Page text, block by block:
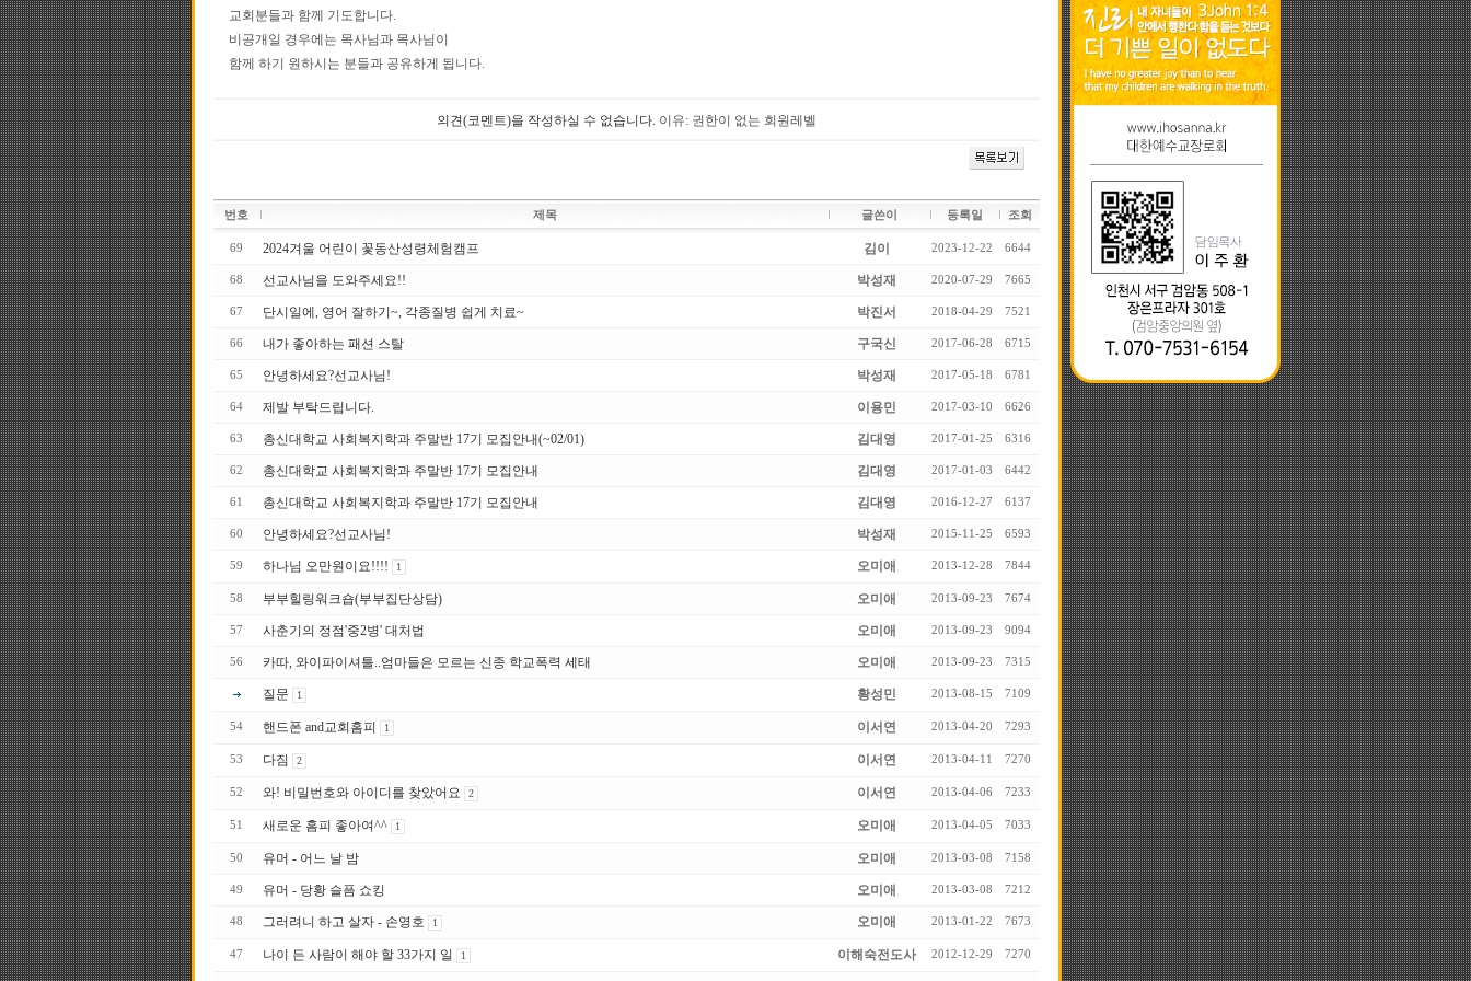
교회분들과 함께 기도합니다.
비공개일 경우에는 목사님과 목사님이
함께 하기 원하시는 분들과 공유하게 됩니다.
의견(코멘트)을 작성하실 수 없습니다. 이유: 권한이 없는 회원레벨
번호 제목 글쓴이 등록일 조회
69 2024겨울 어린이 꽃동산성령체험캠프 김이 2023-12-22 6644
68 선교사님을 도와주세요!! 박성재 2020-07-29 7665
67 단시일에, 영어 잘하기~, 각종질병 쉽게 치료~ 박진서 2018-04-29 7521
66 내가 좋아하는 패션 스탈 구국신 2017-06-28 6715
65 안녕하세요?선교사님! 박성재 2017-05-18 6781
64 제발 부탁드립니다. 이용민 2017-03-10 6626
63 총신대학교 사회복지학과 주말반 17기 모집안내(~02/01) 김대영 2017-01-25 6316
62 총신대학교 사회복지학과 주말반 17기 모집안내 김대영 2017-01-03 6442
61 총신대학교 사회복지학과 주말반 17 기 모집안내 김대영 2016-12-27 6137
60 안녕하세요?선교사님! 박성재 2015-11-25 6593
59 하나님 오만원이요!!!! 1 오미애 2013-12-28 7844
58 부부힐링워크숍(부부집단상담) 오미애 2013-09-23 7674
57 사춘기의 정점'중2병' 대처법 오미애 2013-09-23 9094
56 카따, 와이파이셔틀..엄마들은 모르는 신종 학교폭력 세태 오미애 2013-09-23 7315
질문 1 황성민 2013-08-15 7109
54 핸드폰 and교회홈피 1 이서연 2013-04-20 7293
53 다짐 2 이서연 2013-04-11 7270
52 와! 비밀번호와 아이디를 찾았어요 2 이서연 2013-04-06 7233
51 새로운 홈피 좋아여^^ 1 오미애 2013-04-05 7033
50 유머 - 어느 날 밤 오미애 2013-03-08 7158
49 유머 - 당황 슬픔 쇼킹 오미애 2013-03-08 7212
48 그러려니 하고 살자 - 손영호 1 오미애 2013-01-22 7673
47 나이 든 사람이 해야 할 33가지 일 1 이해숙전도사 2012-12-29 7270